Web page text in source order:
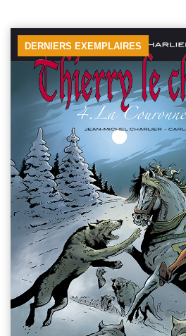
DERNIERS EXEMPLAIRES